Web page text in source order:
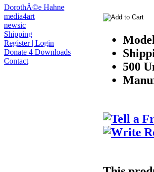
DorothÃ©e Hahne
media4art
newsic
Shipping
Register | Login
Donate 4 Downloads
Contact
500